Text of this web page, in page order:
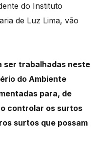
do Instituto
de Luz Lima, vão
ser trabalhadas neste
do Ambiente
para, de
controlar os surtos
surtos que possam